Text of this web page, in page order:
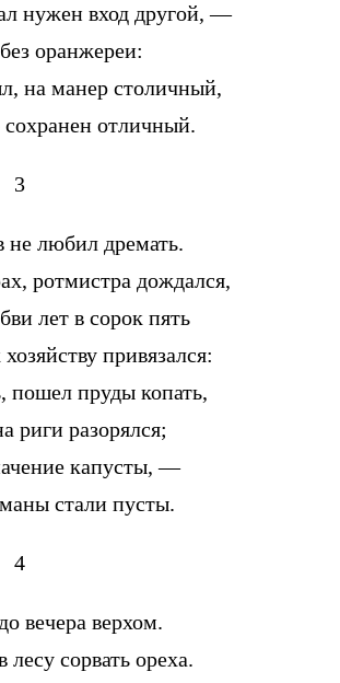
нужен вход другой, —
оранжереи:
на манер столичный,
отличный.
3
любил дремать.
ротмистра дождался,
лет в сорок пять
привязался:
пошел пруды копать,
риги разорялся;
капусты, —
стали пусты.
4
вечера верхом.
сорвать ореха.